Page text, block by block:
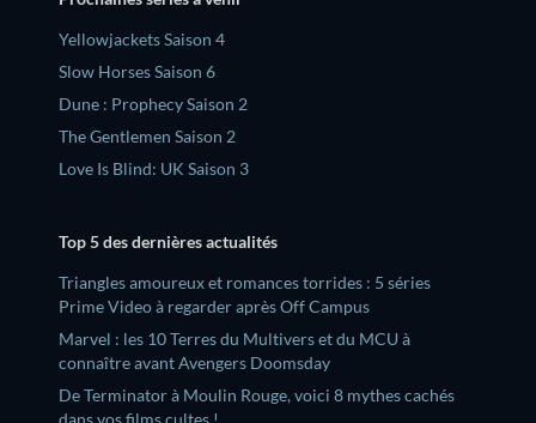
Yellowjackets Saison 4
Slow Horses Saison 6
Dune : Prophecy Saison 2
The Gentlemen Saison 2
Love Is Blind: UK Saison 3
Top 5 des dernières actualités
Triangles amoureux et romances torrides : 5 séries
Prime Video à regarder après Off Campus
Marvel : les 10 Terres du Multivers et du MCU à
connaître avant Avengers Doomsday
De Terminator à Moulin Rouge, voici 8 mythes cachés